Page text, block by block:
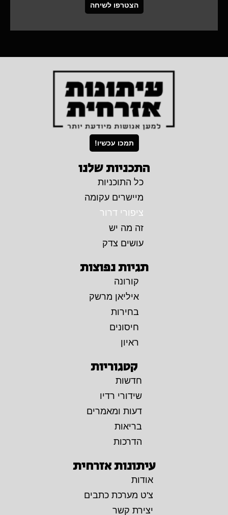
הצטרפו לשיחה
תמכו עכשיו!
התכניות שלנו
כל התוכניות
מיישרים עקומה
ציפורי דרור
זה מה יש
עושים צדק
תגיות נפוצות
קורונה
איליאן מרשק
בחירות
חיסונים
ראיון
קטגוריות
חדשות
שידורי רדיו
דעות ומאמרים
בריאות
הדרכות
עיתונות אזרחית
אודות
צ'ט מערכת כתבים
יצירת קשר